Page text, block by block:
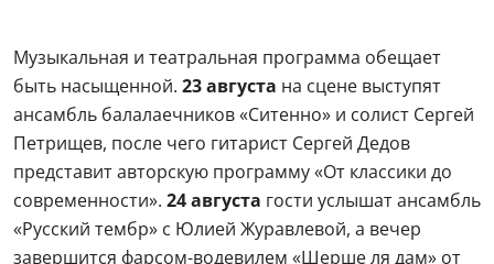
Музыкальная и театральная программа обещает
быть насыщенной. 23 августа на сцене выступят
ансамбль балалаечников «Ситенно» и солист Сергей
Петрищев, после чего гитарист Сергей Дедов
представит авторскую программу «От классики до
современности». 24 августа гости услышат ансамбль
«Русский тембр» с Юлией Журавлевой, а вечер
завершится фарсом-водевилем «Шерше ля дам» от